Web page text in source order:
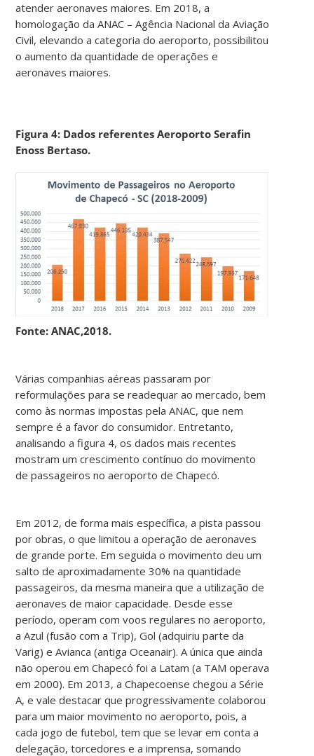
atender aeronaves maiores. Em 2018, a
homologação da ANAC – Agência Nacional da Aviação
Civil, elevando a categoria do aeroporto, possibilitou
o aumento da quantidade de operações e
aeronaves maiores.
Figura 4: Dados referentes Aeroporto Serafin
Enoss Bertaso.
Fonte: ANAC,2018.
Várias companhias aéreas passaram por
reformulações para se readequar ao mercado, bem
como às normas impostas pela ANAC, que nem
sempre é a favor do consumidor. Entretanto,
analisando a figura 4, os dados mais recentes
mostram um crescimento contínuo do movimento
de passageiros no aeroporto de Chapecó.
Em 2012, de forma mais específica, a pista passou
por obras, o que limitou a operação de aeronaves
de grande porte. Em seguida o movimento deu um
salto de aproximadamente 30% na quantidade
passageiros, da mesma maneira que a utilização de
aeronaves de maior capacidade. Desde esse
período, operam com voos regulares no aeroporto,
a Azul (fusão com a Trip), Gol (adquiriu parte da
Varig) e Avianca (antiga Oceanair). A única que ainda
não operou em Chapecó foi a Latam (a TAM operava
em 2000). Em 2013, a Chapecoense chegou a Série
A, e vale destacar que progressivamente colaborou
para um maior movimento no aeroporto, pois, a
cada jogo de futebol, tem que se levar em conta a
delegação, torcedores e a imprensa, somando